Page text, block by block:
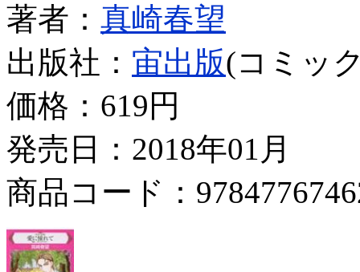
著者： 真崎春望
出版社： 宙出版(コミッ
価格： 619円
発売日：2018年01月
商品コード：